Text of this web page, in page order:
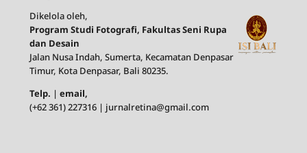
Dikelola oleh,
Program Studi Fotografi, Fakultas Seni Rupa
dan Desain
Jalan Nusa Indah, Sumerta, Kecamatan Denpasar
Timur, Kota Denpasar, Bali 80235.
Telp. | email,
(+62 361) 227316 | jurnalretina@gmail.com